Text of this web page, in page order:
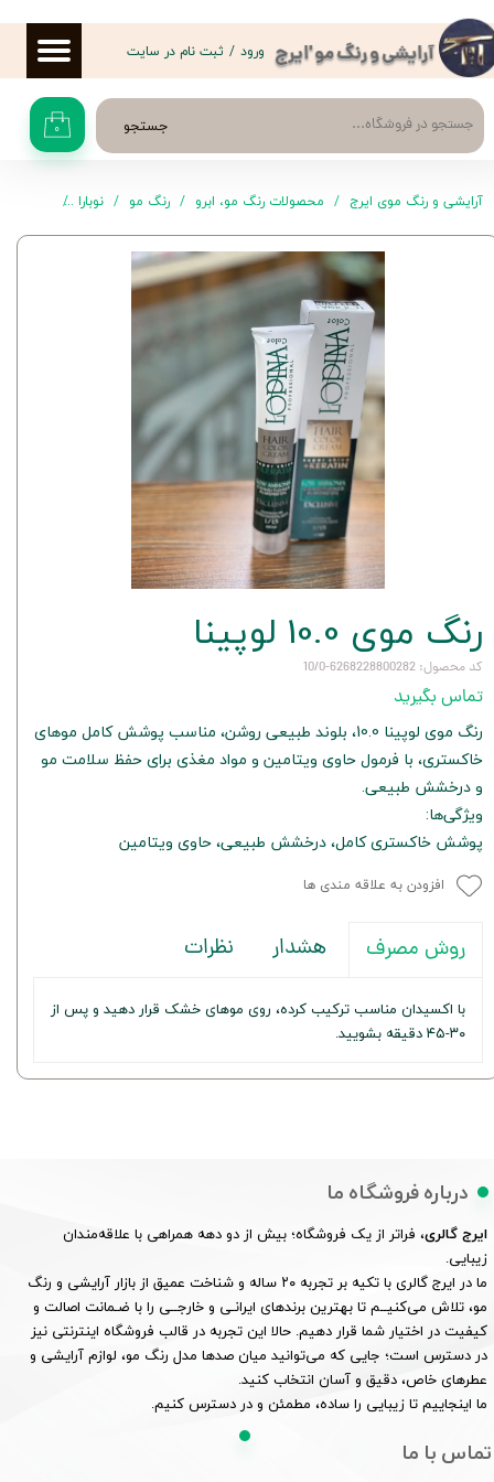
آرایشی و رنگ مو 'ایرج
جستجو ۰
ورود / ثبت نام در سایت
حساب کاربری من
تغییر گذر واژه
سفارشات
خروج از حساب کاربری
آرایشی و رنگ موی ایرج محصولات رنگ مو، ابرو رنگ مو نوبارا
رنگ موی 10.0 لوپینا
کد محصول: 6268228800282-10/0
تماس بگیرید
رنگ موی لوپینا 10.0، بلوند طبیعی روشن، مناسب پوشش کامل موهای
خاکستری، با فرمول حاوی ویتامین و مواد مغذی برای حفظ سلامت مو
و درخشش طبیعی.
ویژگی‌ها:
پوشش خاکستری کامل، درخشش طبیعی، حاوی ویتامین
افزودن به علاقه مندی ها
روش مصرف هشدار نظرات
با اکسیدان مناسب ترکیب کرده، روی موهای خشک قرار دهید و پس از
۳۰-۴۵ دقیقه بشویید.
درباره فروشگاه ما
ایرج گالری، فراتر از یک فروشگاه؛ بیش از دو دهه همراهی با علاقه‌مندان
زیبایی.
ما در ایرج گالری با تکیه بر تجربه ۲۰ ساله و شناخت عمیق از بازار آرایشی و رنگ
مو، تلاش می‌کنیــم تا بهترین برندهای ایرانـی و خارجــی را با ضـمانت اصالت و
کیفیت در اختیار شما قرار دهیم. حالا این تجربه در قالب فروشگاه اینترنتی نیز
در دسترس است؛ جایی که می‌توانید میان صدها مدل رنگ مو، لوازم آرایشی و
عطرهای خاص، دقیق و آسان انتخاب کنید.
ما اینجاییم تا زیبایی را ساده، مطمئن و در دسترس کنیم.
تماس با ما